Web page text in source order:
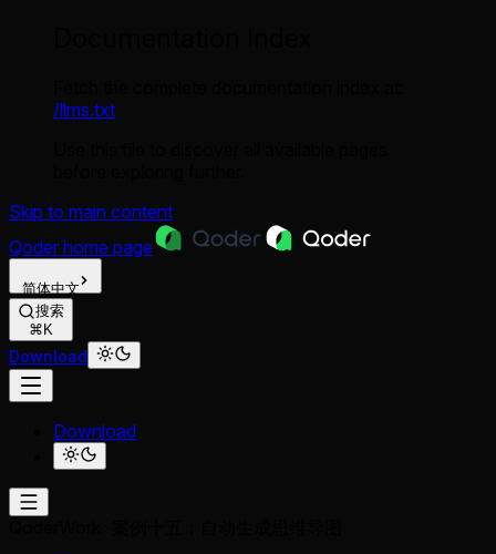
/llms.txt
Skip to main content
Qoder home page
简体中文
搜索
⌘K
Download
Download